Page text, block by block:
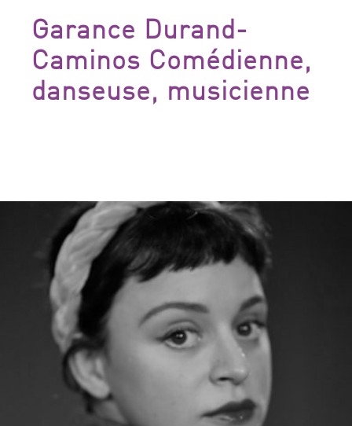
Garance Durand-
Caminos Comédienne,
danseuse, musicienne